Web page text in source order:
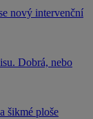
nový intervenční
Dobrá, nebo
šikmé ploše